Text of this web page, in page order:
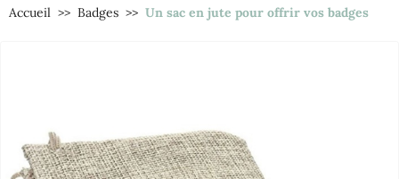
Accueil Badges Un sac en jute pour offrir vos badges